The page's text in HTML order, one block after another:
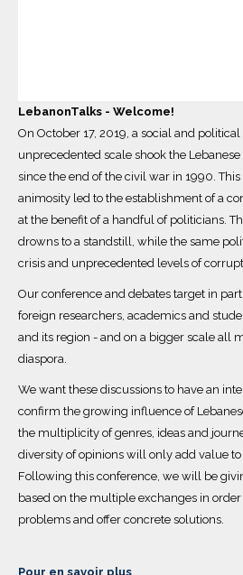
LebanonTalks - Welcome!
On October 17, 2019, a social and
unprecedented scale shook the
since the end of the civil war in 1990.
animosity led to the establishment of a
at the benefit of a handful of politicians.
drowns to a standstill, while the same
crisis and unprecedented levels of
Our conference and debates target in
foreign researchers, academics and
and its region - and on a bigger scale all
diaspora.
We want these discussions to have an
confirm the growing influence of
the multiplicity of genres, ideas and
diversity of opinions will only add value
Following this conference, we will be
based on the multiple exchanges in
problems and offer concrete solutions.
Pour en savoir plus